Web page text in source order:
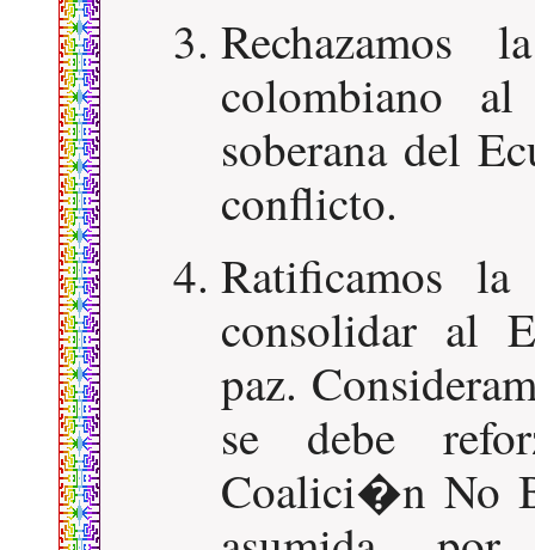
Rechazamos
colombiano
soberana del
conflicto.
Ratificamos
consolidar al
paz.
se debe
Coalici�n No